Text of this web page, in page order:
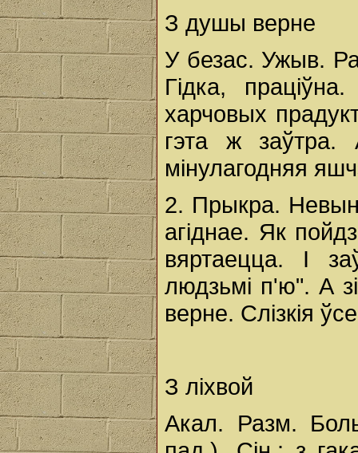
З душы верне
У безас. Ужыв.
Гідка,
харчовых
гэта ж
мінулагодняя
2. Прыкра.
агіднае. Як
вяртаецца. І
людзьмі п'ю". А
верне. Слізкія
З ліхвой
Акал. Разм.